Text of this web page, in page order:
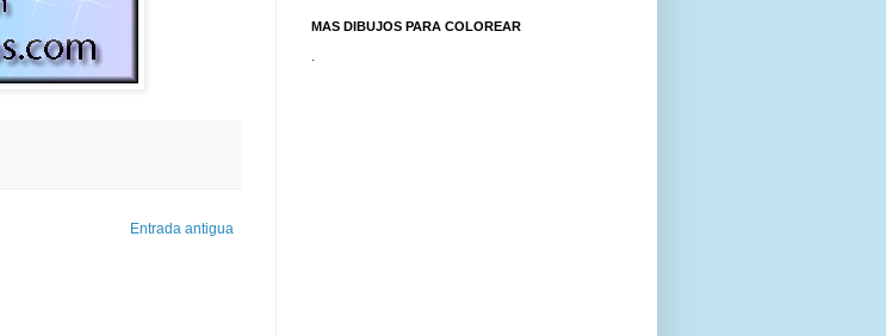
Entrada antigua
MAS DIBUJOS PARA COLOREAR
.